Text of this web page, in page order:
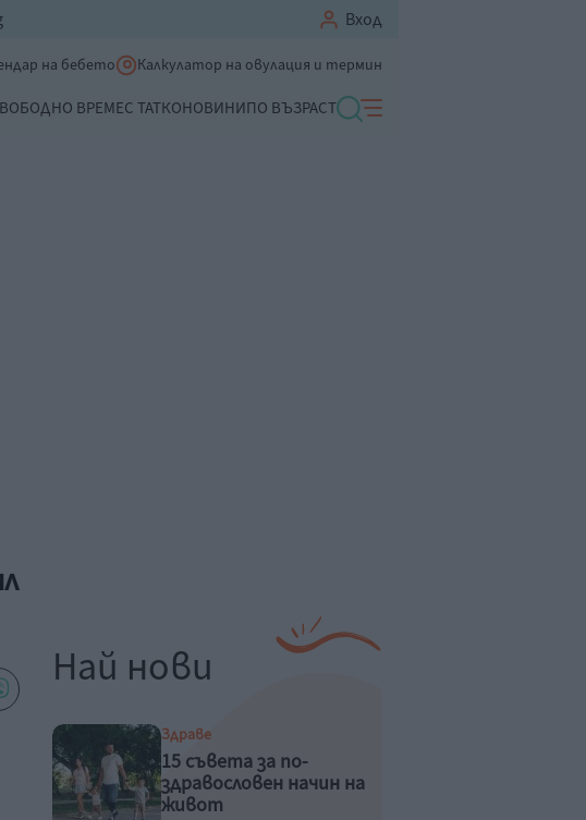
Вход
на бебето Калкулатор на овулация и термин
ВРЕМЕС ТАТКОНОВИНИПО ВЪЗРАСТ
Най нови
Здраве
15 съвета за по-
здравословен начин на
живот